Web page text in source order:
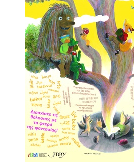
2012
2011
2010
2006
ΠΟΛΙΤΙΣΜΟΣ